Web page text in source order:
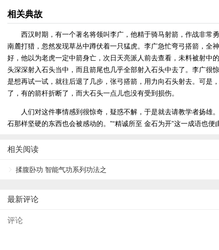
相关典故
西汉时期，有一个著名将领叫李广，他精于骑马射箭，作战非常勇
南麓打猎，忽然发现草丛中蹲伏着一只猛虎。李广急忙弯弓搭箭，全
好，他以为老虎一定中箭身亡，次日天亮派人前去查看，未料被射中
头深深射入石头当中，而且箭尾也几乎全部射入石头中去了。李广很
是想再试一试，就往后退了几步，张弓搭箭，用力向石头射去。可是
了，有的箭杆折断了，而大石头一点儿也没有受到损伤。
人们对这件事情感到很惊奇，疑惑不解，于是就去请教学者扬雄
石那样坚硬的东西也会被感动的。”“精诚所至 金石为开”这一成语也便
相关阅读
揉腹卧功 智能气功系列功法之
最新评论